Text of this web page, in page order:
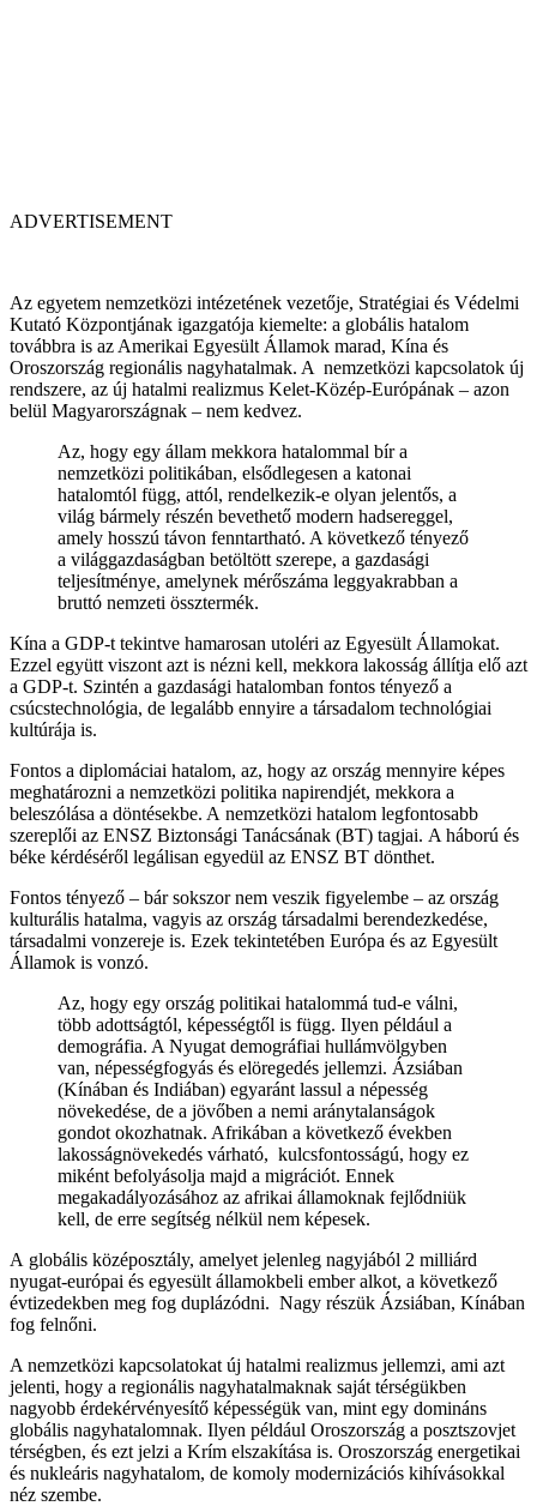
ADVERTISEMENT
Az egyetem nemzetközi intézetének vezetője, Stratégiai és Védelmi
Kutató Központjának igazgatója kiemelte: a globális hatalom
továbbra is az Amerikai Egyesült Államok marad, Kína és
Oroszország regionális nagyhatalmak. A nemzetközi kapcsolatok új
rendszere, az új hatalmi realizmus Kelet-Közép-Európának – azon
belül Magyarországnak – nem kedvez.
Az, hogy egy állam mekkora hatalommal bír a
nemzetközi politikában, elsődlegesen a katonai
hatalomtól függ, attól, rendelkezik-e olyan jelentős, a
világ bármely részén bevethető modern hadsereggel,
amely hosszú távon fenntartható. A következő tényező
a világgazdaságban betöltött szerepe, a gazdasági
teljesítménye, amelynek mérőszáma leggyakrabban a
bruttó nemzeti össztermék.
Kína a GDP-t tekintve hamarosan utoléri az Egyesült Államokat.
Ezzel együtt viszont azt is nézni kell, mekkora lakosság állítja elő azt
a GDP-t. Szintén a gazdasági hatalomban fontos tényező a
csúcstechnológia, de legalább ennyire a társadalom technológiai
kultúrája is.
Fontos a diplomáciai hatalom, az, hogy az ország mennyire képes
meghatározni a nemzetközi politika napirendjét, mekkora a
beleszólása a döntésekbe. A nemzetközi hatalom legfontosabb
szereplői az ENSZ Biztonsági Tanácsának (BT) tagjai. A háború és
béke kérdéséről legálisan egyedül az ENSZ BT dönthet.
Fontos tényező – bár sokszor nem veszik figyelembe – az ország
kulturális hatalma, vagyis az ország társadalmi berendezkedése,
társadalmi vonzereje is. Ezek tekintetében Európa és az Egyesült
Államok is vonzó.
Az, hogy egy ország politikai hatalommá tud-e válni,
több adottságtól, képességtől is függ. Ilyen például a
demográfia. A Nyugat demográfiai hullámvölgyben
van, népességfogyás és elöregedés jellemzi. Ázsiában
(Kínában és Indiában) egyaránt lassul a népesség
növekedése, de a jövőben a nemi aránytalanságok
gondot okozhatnak. Afrikában a következő években
lakosságnövekedés várható, kulcsfontosságú, hogy ez
miként befolyásolja majd a migrációt. Ennek
megakadályozásához az afrikai államoknak fejlődniük
kell, de erre segítség nélkül nem képesek.
A globális középosztály, amelyet jelenleg nagyjából 2 milliárd
nyugat-európai és egyesült államokbeli ember alkot, a következő
évtizedekben meg fog duplázódni. Nagy részük Ázsiában, Kínában
fog felnőni.
A nemzetközi kapcsolatokat új hatalmi realizmus jellemzi, ami azt
jelenti, hogy a regionális nagyhatalmaknak saját térségükben
nagyobb érdekérvényesítő képességük van, mint egy domináns
globális nagyhatalomnak. Ilyen például Oroszország a posztszovjet
térségben, és ezt jelzi a Krím elszakítása is. Oroszország energetikai
és nukleáris nagyhatalom, de komoly modernizációs kihívásokkal
néz szembe.